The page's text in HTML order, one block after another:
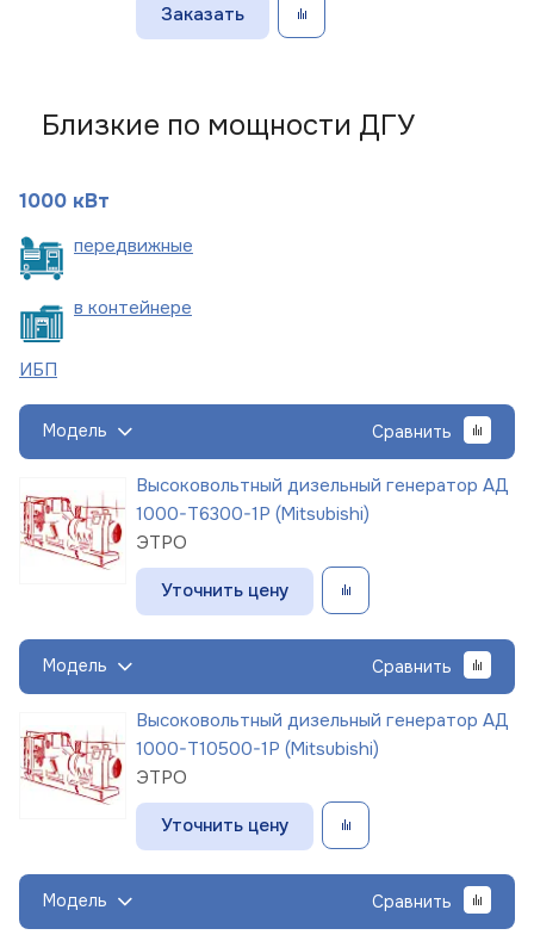
Заказать
Близкие по мощности ДГУ
1000 кВт
передвижные
в контейнере
ИБП
Модель Сравнить
Высоковольтный дизельный генератор АД
1000-Т6300-1Р (Mitsubishi)
ЭТРО
Уточнить цену
Модель Сравнить
Высоковольтный дизельный генератор АД
1000-Т10500-1Р (Mitsubishi)
ЭТРО
Уточнить цену
Модель Сравнить